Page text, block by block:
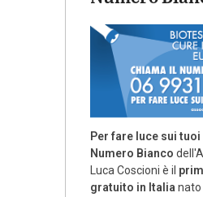
Per fare luce sui
Numero Bianco
Luca Coscioni è il
gratuito in Italia